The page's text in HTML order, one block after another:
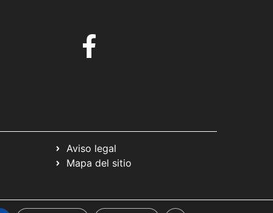
Aviso legal
Mapa del sitio